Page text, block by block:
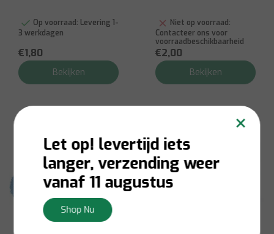
Op voorraad: Levering 1-
3 werkdagen
€1,80
Bekijken
Niet op voorraad:
Contacteer ons voor
voorraadbeschikbaarheid
€2,00
Bekijken
×
Let op! levertijd iets
langer, verzending weer
vanaf 11 augustus
Shop Nu